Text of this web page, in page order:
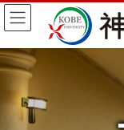
コ
ン
ン
ナ
ビ
ー